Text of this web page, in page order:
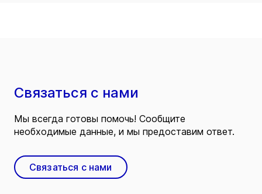
Связаться с нами
Мы всегда готовы помочь! Сообщите
необходимые данные, и мы предоставим ответ.
Связаться с нами